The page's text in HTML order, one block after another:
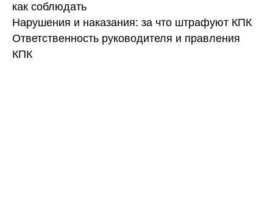
как соблюдать
Нарушения и наказания: за что штрафуют КПК
Ответственность руководителя и правления
КПК